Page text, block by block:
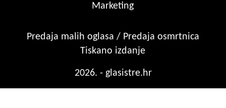
Marketing
Predaja malih oglasa / Predaja osmrtnica
Tiskano izdanje
2026. - glasistre.hr